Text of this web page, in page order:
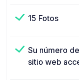
15 Fotos
Su número
sitio web